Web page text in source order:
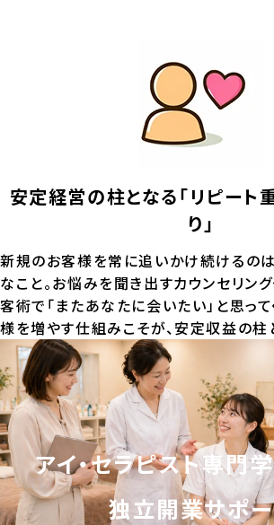
安定経営の柱となる「リピート
り」
新規のお客様を常に追いかけ続けるの
なこと。お悩みを聞き出すカウンセリン
客術で「またあなたに会いたい」と思っ
様を増やす仕組みこそが、安定収益の柱
アイ・セラピスト専門
独立開業サポ